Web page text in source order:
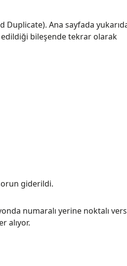
Ana sayfada
bileşende tekrar olarak
giderildi.
numaralı yerine noktalı
alıyor.